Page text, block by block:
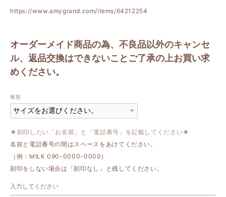
https://www.amygrand.com/items/64212254
オーダーメイド商品の為、不良品以外のキャンセ
ル、返品交換はできないことご了承の上お買い求
めください。
種類
★刻印したい「お名前」と「電話番号」を記載してください★
名前と電話番号の間はスペースをあけてください。
（例：MILK 090-0000-0000）
刻印をしない場合は「刻印なし」と残してください。